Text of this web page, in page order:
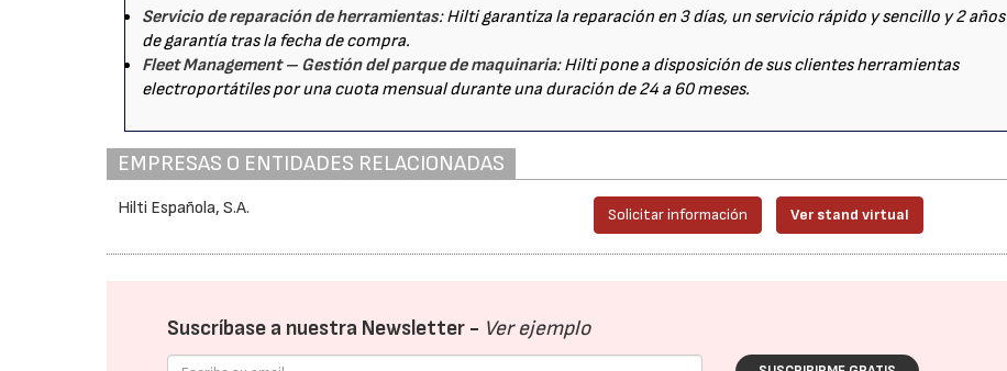
Servicio de reparación de herramientas: Hilti garantiza la reparación en 3 días, un servicio rápido y sencillo y 2 años
de garantía tras la fecha de compra.
Fleet Management – Gestión del parque de maquinaria: Hilti pone a disposición de sus clientes herramientas
electroportátiles por una cuota mensual durante una duración de 24 a 60 meses.
EMPRESAS O ENTIDADES RELACIONADAS
Hilti Española, S.A. Solicitar información Ver stand virtual
Suscríbase a nuestra Newsletter - Ver ejemplo